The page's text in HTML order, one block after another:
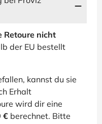
Retoure nicht
der EU bestellt
kannst du sie
Erhalt
wird dir eine
€ berechnet. Bitte